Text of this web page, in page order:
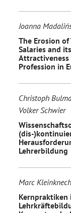
Joanna
The Erosion of
Salaries and
Attractiveness
Profession in
Christoph
Volker Schwier
(dis-
Lehrerbildung
Marc
Kernpraktiken